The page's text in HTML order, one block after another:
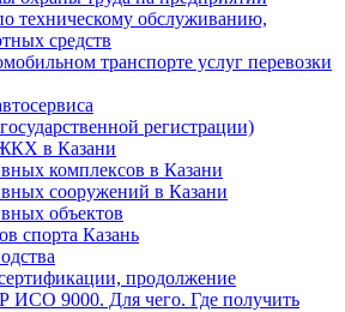
техническому обслуживанию,
средств
транспорте услуг перевозки
регистрации)
в Казани
комплексов в Казани
сооружений в Казани
объектов
спорта Казань
продолжение
9000. Для чего. Где получить